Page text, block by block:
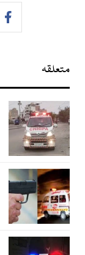
متعلقہ